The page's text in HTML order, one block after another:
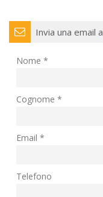
Invia una email a
Nome *
Cognome *
Email *
Telefono